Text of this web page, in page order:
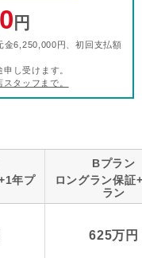
円
金6,250,000円、初回支払額
し受けます。
タッフまで。
年プ
Bプラン
ロングラン保証
ラン
625万円